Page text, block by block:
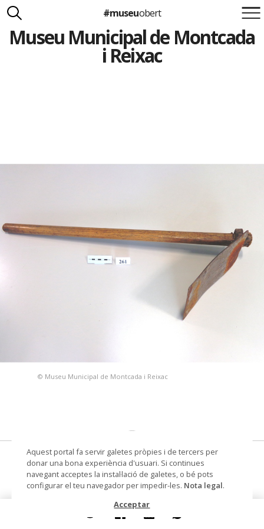
Suma't a la iniciativa
Carlota Royo
#museuobert
Museu Municipal de Montcada
i Reixac
© Museu Municipal de Montcada i Reixac
aixada
Datació segon quart segle XX - tercer
quart segle XX
Aquest portal fa servir galetes pròpies i de tercers per
donar una bona experiència d'usuari. Si continues
navegant acceptes la instal·lació de galetes, o bé pots
configurar el teu navegador per impedir-les. Nota legal.
Acceptar